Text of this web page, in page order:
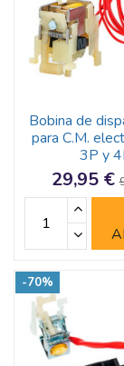
Bobina de
para C.M.
3P y
29,95 €
-70%